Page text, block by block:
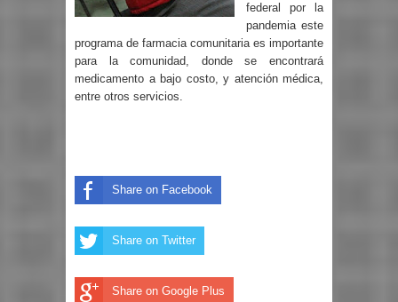
federal por la
pandemia este
programa de farmacia comunitaria es importante
para la comunidad, donde se encontrará
medicamento a bajo costo, y atención médica,
entre otros servicios.
Share on Facebook
Share on Twitter
Share on Google Plus